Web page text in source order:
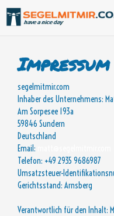
Zum
Inhalt
springen
Impressum
segelmitmir.com
Inhaber des Unternehmens:
Am Sorpesee 193a
59846 Sundern
Deutschland
Email:
Telefon: +49 2935 9686987
Umsatzsteuer-
Gerichtsstand: Arnsberg
Verantwortlich für den Inhalt: